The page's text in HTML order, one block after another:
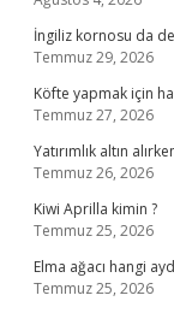
İngiliz kornosu da
Temmuz 29, 2026
Köfte yapmak için
Temmuz 27, 2026
Yatırımlık altın
Temmuz 26, 2026
Kiwi Aprilla kimin ?
Temmuz 25, 2026
Elma ağacı hangi
Temmuz 25, 2026